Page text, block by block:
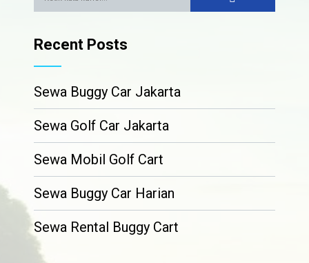
Recent Posts
Sewa Buggy Car Jakarta
Sewa Golf Car Jakarta
Sewa Mobil Golf Cart
Sewa Buggy Car Harian
Sewa Rental Buggy Cart